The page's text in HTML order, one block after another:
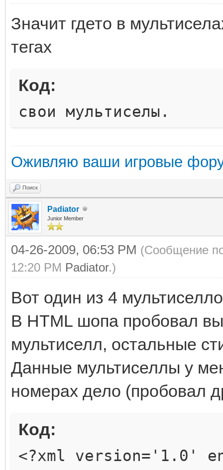
Значит гдето в
тегах
Код:
свои мультиселы.
Оживляю ваши игровые
Поиск
Padiator
Junior Member
04-26-2009, 06:53 PM (Сообщение
12:20 PM Padiator.)
Вот один из 4
В HTML шопа пробовал
мультиселл, остальные
Данные мультиселлы у
номерах дело (пробовал
Код:
<?xml version='1.0'